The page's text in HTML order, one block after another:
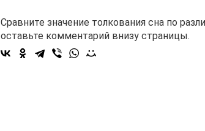
Сравните значение толкования сна по
оставьте комментарий внизу страницы.